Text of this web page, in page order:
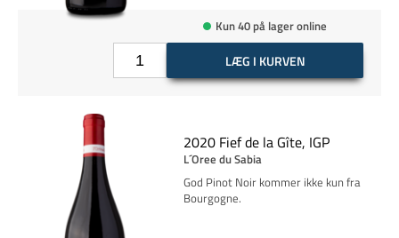
Kun 40 på lager online
LÆG I KURVEN
2020 Fief de la Gîte, IGP
L´Oree du Sabia
God Pinot Noir kommer ikke kun fra
Bourgogne.